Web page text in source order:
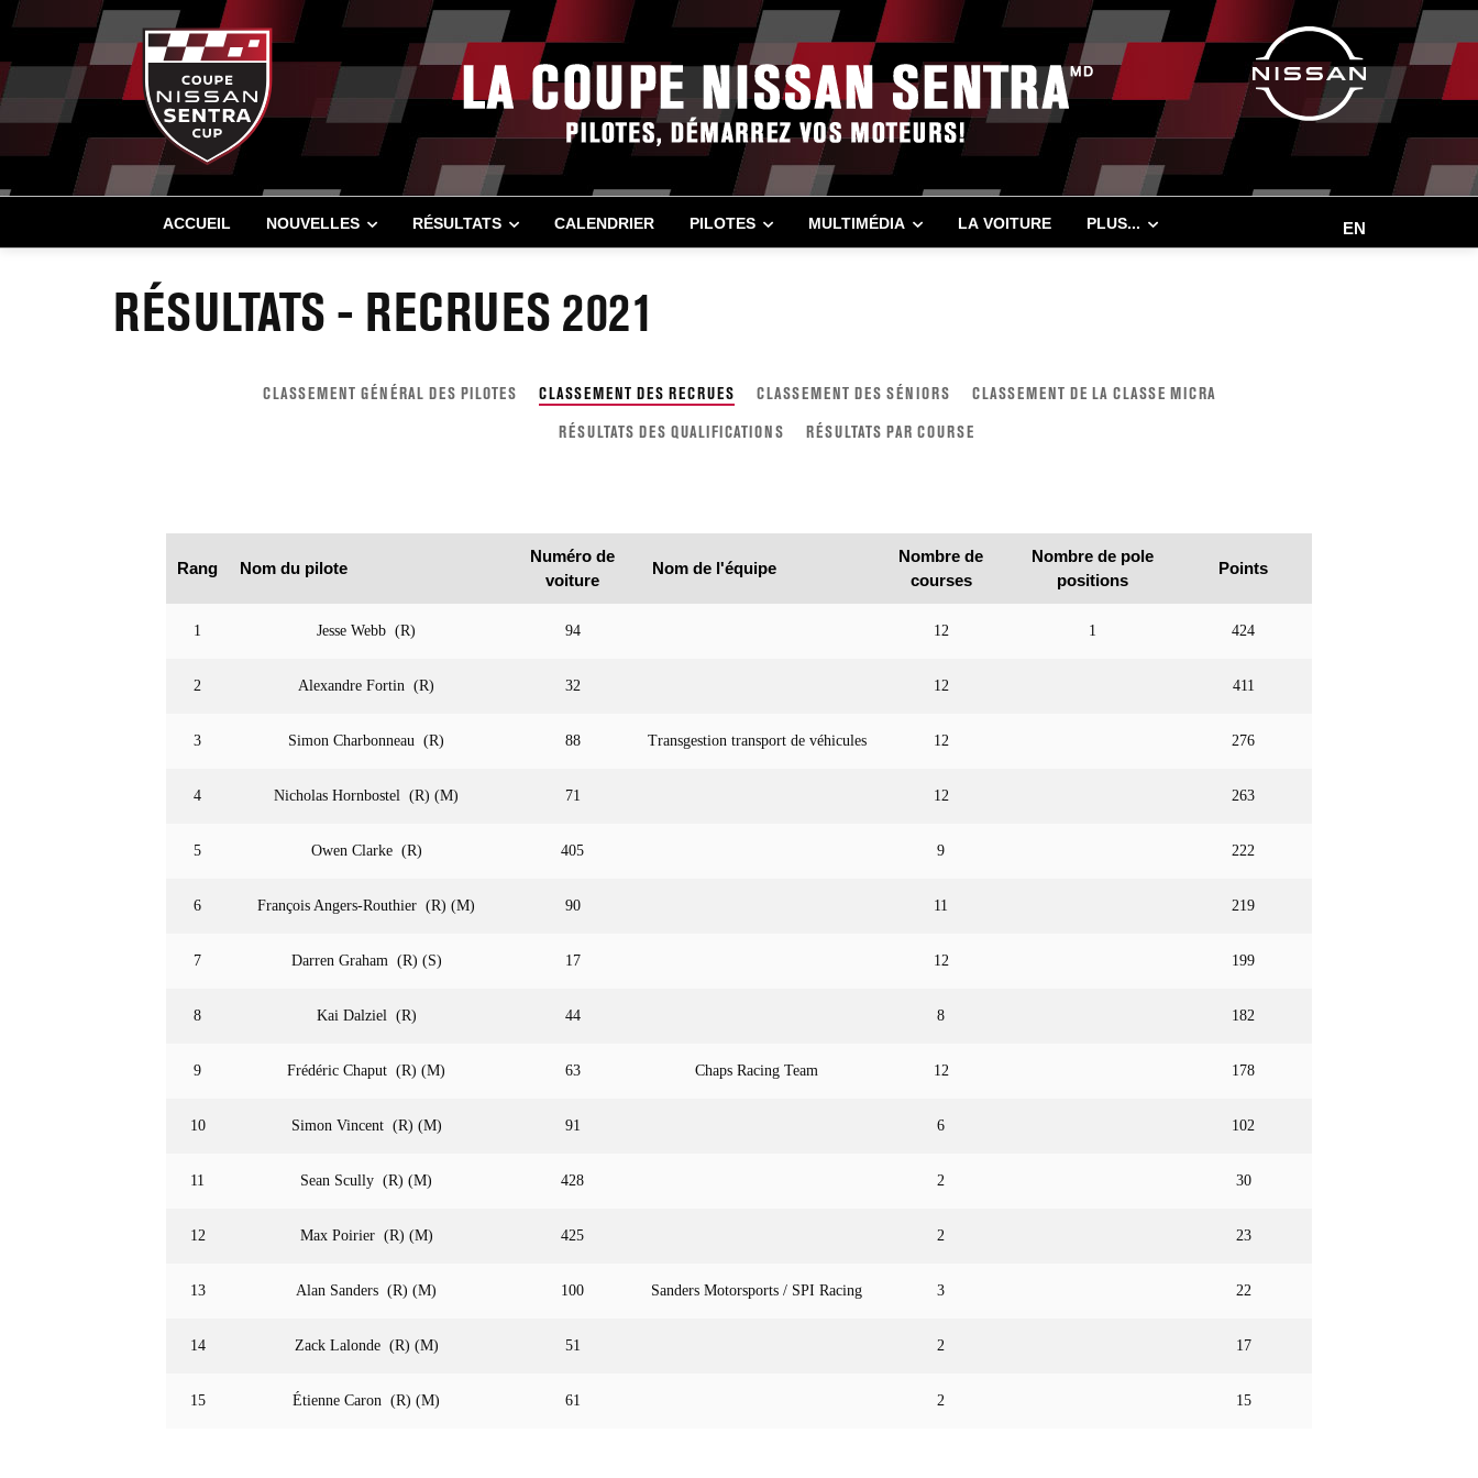
ACCUEIL NOUVELLES RÉSULTATS CALENDRIER PILOTES MULTIMÉDIA LA VOITURE PLUS... EN
RÉSULTATS - RECRUES 2021
CLASSEMENT GÉNÉRAL DES PILOTES CLASSEMENT DES RECRUES CLASSEMENT DES SÉNIORS
CLASSEMENT DE LA CLASSE MICRA
RÉSULTATS DES QUALIFICATIONS
RÉSULTATS PAR COURSE
Rang Nom du pilote
Numéro de
voiture
Nom de l'équipe
Nombre de
courses
Nombre de pole
positions
Points
1 Jesse Webb (R) 94 12 1 424
2 Alexandre Fortin (R) 32 12 411
3 Simon Charbonneau (R) 88 Transgestion transport de véhicules 12 276
4 Nicholas Hornbostel (R) (M) 71 12 263
5 Owen Clarke (R) 405 9 222
6 François Angers-Routhier (R) (M) 90 11 219
7 Darren Graham (R) (S) 17 12 199
8 Kai Dalziel (R) 44 8 182
9 Frédéric Chaput (R) (M) 63 Chaps Racing Team 12 178
10 Simon Vincent (R) (M) 91 6 102
11 Sean Scully (R) (M) 428 2 30
12 Max Poirier (R) (M) 425 2 23
13 Alan Sanders (R) (M) 100 Sanders Motorsports / SPI Racing 3 22
14 Zack Lalonde (R) (M) 51 2 17
15 Étienne Caron (R) (M) 61 2 15